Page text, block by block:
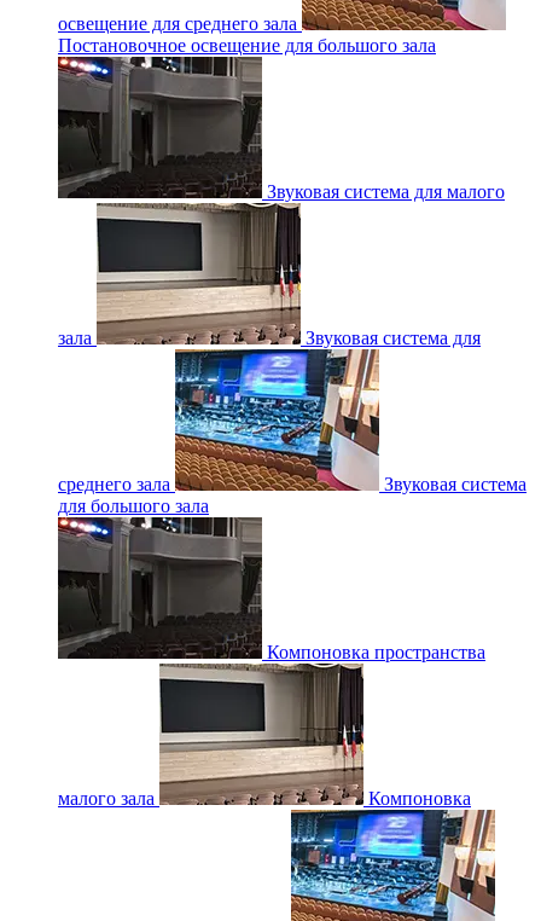
освещение для среднего зала
Постановочное освещение для большого зала
Звуковая система для малого
зала Звуковая система для
среднего зала
Звуковая система
для большого зала
Компоновка пространства
малого зала Компоновка